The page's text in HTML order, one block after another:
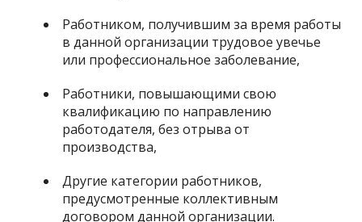
Работником, получившим за время работы
в данной организации трудовое увечье
или профессиональное заболевание,
Работники, повышающими свою
квалификацию по направлению
работодателя, без отрыва от
производства,
Другие категории работников,
предусмотренные коллективным
договором данной организации.